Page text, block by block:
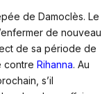
de Damoclès. Le
de nouveau
de sa période de
contre Rihanna. Au
s’il